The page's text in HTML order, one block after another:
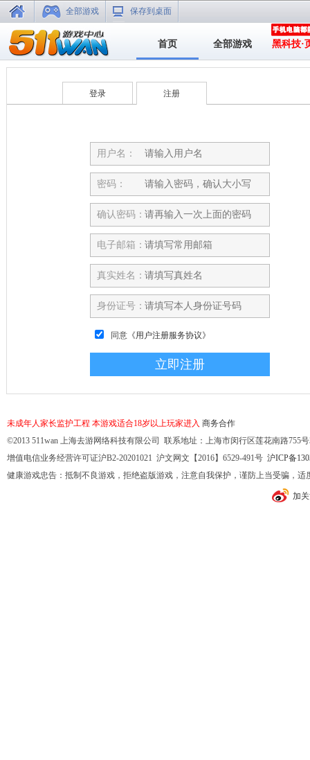
全部游戏 保存到桌面
首页 全部游戏 黑科技·
登录 注册
用户名：
密码：
确认密码：
电子邮箱：
真实姓名：
身份证号：
同意 《用户注册服务协议》
未成年人家长监护工程 本游戏适合18岁以上玩家进入 商务合作
©2013 511wan 上海去游网络科技有限公司 联系地址：上海市闵行区莲花南路755
增值电信业务经营许可证沪B2-20201021 沪文网文【2016】6529-491号 沪ICP备
健康游戏忠告：抵制不良游戏，拒绝盗版游戏，注意自我保护，谨防上当受骗，
加